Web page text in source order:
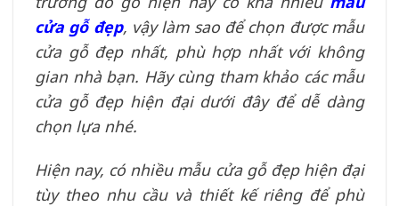
cửa gỗ đẹp, vậy làm sao để chọn được mẫu
cửa gỗ đẹp nhất, phù hợp nhất với không
gian nhà bạn. Hãy cùng tham khảo các mẫu
cửa gỗ đẹp hiện đại dưới đây để dễ dàng
chọn lựa nhé.
Hiện nay, có nhiều mẫu cửa gỗ đẹp hiện đại
tùy theo nhu cầu và thiết kế riêng để phù